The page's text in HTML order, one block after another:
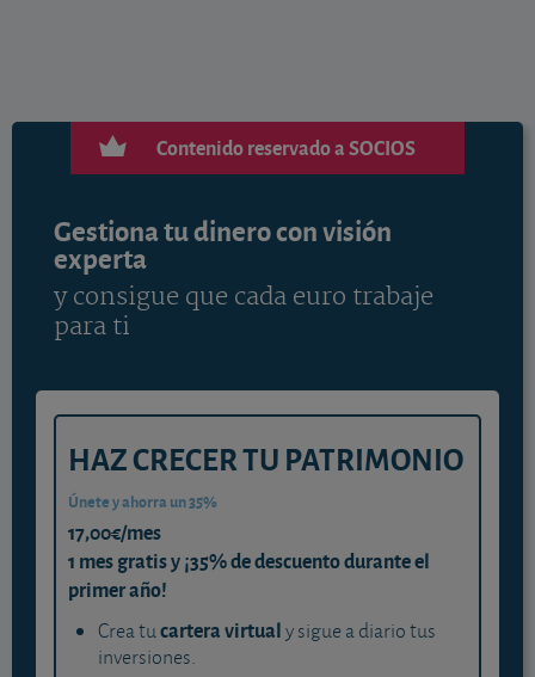
Contenido reservado a SOCIOS
Gestiona tu dinero con visión
experta
y consigue que cada euro trabaje
para ti
HAZ CRECER TU PATRIMONIO
Únete y ahorra un 35%
17,00€/mes
1 mes gratis y ¡35% de descuento durante el
primer año!
Crea tucartera virtualy sigue a diario tus
inversiones.